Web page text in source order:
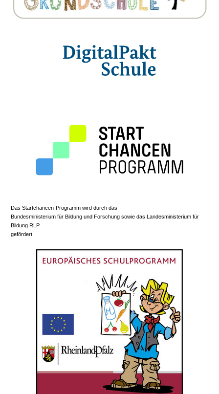
Das Startchancen-Programm wird durch das
Bundesministerium für Bildung und Forschung sowie das Landesministerium für
Bildung RLP
gefördert.